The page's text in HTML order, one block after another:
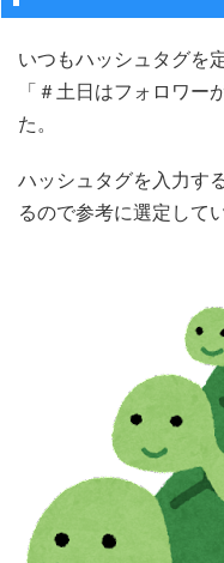
いつもハッシュタグを
「＃土日はフォロワー
た。
ハッシュタグを入力す
るので参考に選定して